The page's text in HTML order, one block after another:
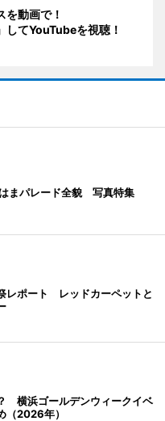
を動画で！
してYouTubeを視聴！
まパレード全貌 写真特集
レポート レッドカーペットと
横浜ゴールデンウィークイベ
（2026年）